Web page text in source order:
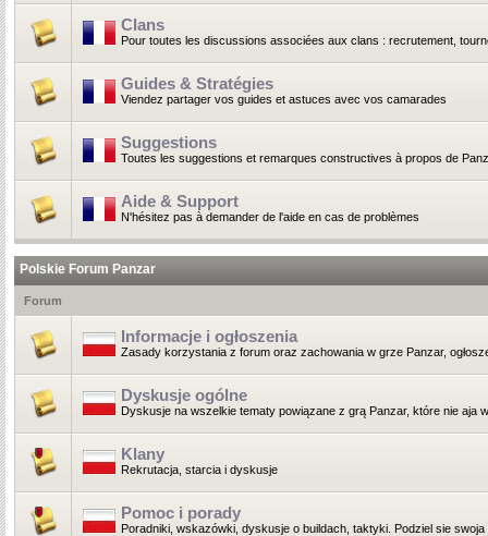
Clans
Pour toutes les discussions associées aux clans : recrutement,
Guides & Stratégies
Viendez partager vos guides et astuces avec vos camarades
Suggestions
Toutes les suggestions et remarques constructives à propos de
Aide & Support
N'hésitez pas à demander de l'aide en cas de problèmes
Polskie Forum Panzar
Forum
Informacje i ogłoszenia
Zasady korzystania z forum oraz zachowania w grze Panzar,
Dyskusje ogólne
Dyskusje na wszelkie tematy powiązane z grą Panzar, które nie aja
Klany
Rekrutacja, starcia i dyskusje
Pomoc i porady
Poradniki, wskazówki, dyskusje o buildach, taktyki. Podziel sie swoja